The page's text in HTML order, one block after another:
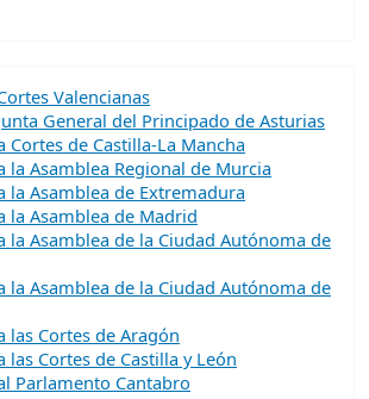
Valencianas
General del Principado de Asturias
Cortes de Castilla-La Mancha
la Asamblea Regional de Murcia
la Asamblea de Extremadura
la Asamblea de Madrid
la Asamblea de la Ciudad Autónoma de
la Asamblea de la Ciudad Autónoma de
las Cortes de Aragón
las Cortes de Castilla y León
Parlamento Cantabro